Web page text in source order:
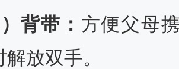
）背带： 方便父母
放双手。